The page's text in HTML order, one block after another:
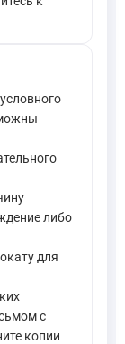
либо
для
с
копии